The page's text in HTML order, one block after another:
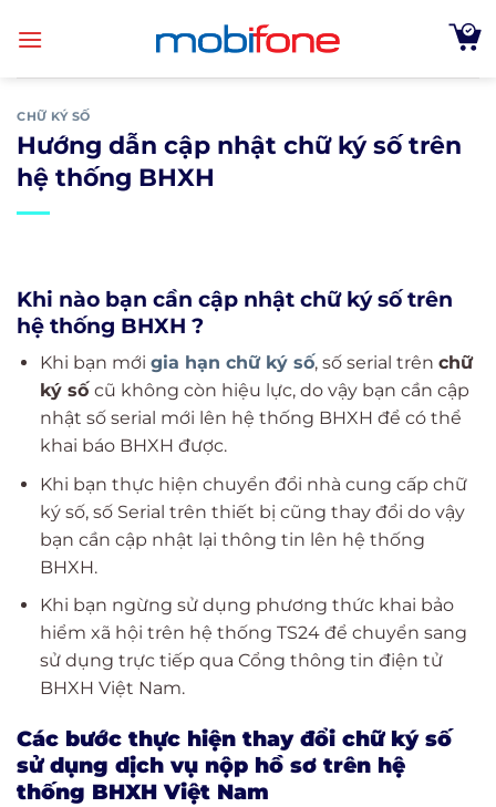
CHỮ KÝ SỐ
Hướng dẫn cập nhật chữ ký số trên
hệ thống BHXH
Khi nào bạn cần cập nhật chữ ký số trên
hệ thống BHXH ?
Khi bạn mới gia hạn chữ ký số, số serial trên chữ
ký số cũ không còn hiệu lực, do vậy bạn cần cập
nhật số serial mới lên hệ thống BHXH để có thể
khai báo BHXH được.
Khi bạn thực hiện chuyển đổi nhà cung cấp chữ
ký số, số Serial trên thiết bị cũng thay đổi do vậy
bạn cần cập nhật lại thông tin lên hệ thống
BHXH.
Khi bạn ngừng sử dụng phương thức khai bảo
hiểm xã hội trên hệ thống TS24 để chuyển sang
sử dụng trực tiếp qua Cổng thông tin điện tử
BHXH Việt Nam.
Các bước thực hiện thay đổi chữ ký số
sử dụng dịch vụ nộp hồ sơ trên hệ
thống BHXH Việt Nam